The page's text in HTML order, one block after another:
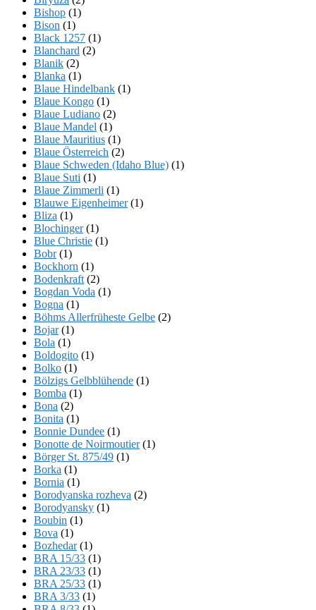
Bishop (1)
Bison (1)
Black 1257 (1)
Blanchard (2)
Blanik (2)
Blanka (1)
Blaue Hindelbank (1)
Blaue Kongo (1)
Blaue Ludiano (2)
Blaue Mandel (1)
Blaue Mauritius (1)
Blaue Österreich (2)
Blaue Schweden (Idaho Blue) (1)
Blaue Suti (1)
Blaue Zimmerli (1)
Blauwe Eigenheimer(1)
Bliza (1)
Blochinger(1)
Blue Christie (1)
Bobr(1)
Bockhorn (1)
Bodenkraft (2)
Bogdan Voda (1)
Bogna (1)
Böhms Allerfrüheste Gelbe (2)
Bojar(1)
Bola (1)
Boldogito (1)
Bolko (1)
Bölzigs Gelbblühende (1)
Bomba (1)
Bona (2)
Bonita (1)
Bonnie Dundee (1)
Bonotte de Noirmoutier(1)
Börger St. 875/49 (1)
Borka (1)
Bornia (1)
Borodyanska rozheva (2)
Borodyansky (1)
Boubin (1)
Bova (1)
Bozhedar(1)
BRA 15/33 (1)
BRA 23/33 (1)
BRA 25/33 (1)
BRA 3/33 (1)